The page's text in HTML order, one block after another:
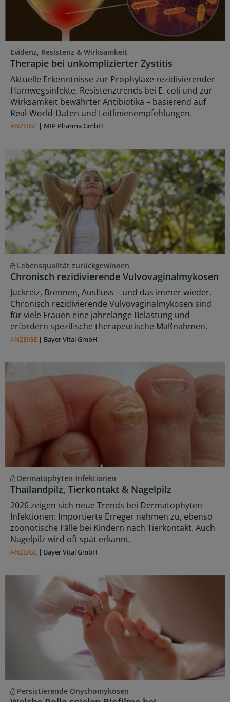
Evidenz, Resistenz & Wirksamkeit
Therapie bei unkomplizierter Zystitis
Aktuelle Erkenntnisse zur Prophylaxe rezidivierender
Harnwegsinfekte, Resistenztrends bei E. coli und zur
Wirksamkeit bewährter Antibiotika – basierend auf
Real-World-Daten und Leitlinienempfehlungen.
ANZEIGE | MIP Pharma GmbH
Lebensqualität zurückgewinnen
Chronisch rezidivierende Vulvovaginalmykosen
Juckreiz, Brennen, Ausfluss – und das immer wieder.
Chronisch rezidivierende Vulvovaginalmykosen sind
für viele Frauen eine jahrelange Belastung und
erfordern spezifische therapeutische Maßnahmen.
ANZEIGE | Bayer Vital GmbH
Dermatophyten-Infektionen
Thailandpilz, Tierkontakt & Nagelpilz
2026 zeigen sich neue Trends bei Dermatophyten-
Infektionen: Importierte Erreger nehmen zu, ebenso
zoonotische Fälle bei Kindern nach Tierkontakt. Auch
Nagelpilz wird oft spät erkannt.
ANZEIGE | Bayer Vital GmbH
Persistierende Onychomykosen